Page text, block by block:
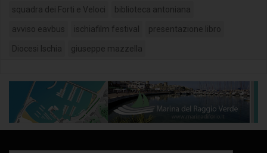
squadra dei Forti e Veloci biblioteca antoniana
avviso eavbus ischiafilm festival presentazione libro
Diocesi Ischia giuseppe mazzella